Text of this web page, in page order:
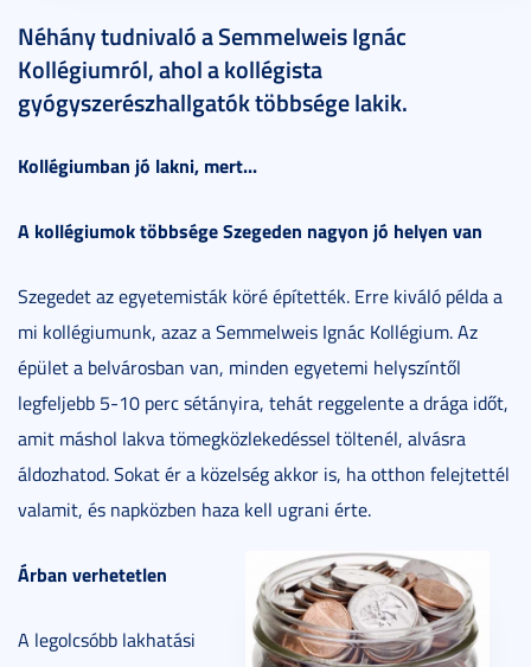
Néhány tudnivaló a Semmelweis Ignác
Kollégiumról, ahol a kollégista
gyógyszerészhallgatók többsége lakik.
Kollégiumban jó lakni, mert...
A kollégiumok többsége Szegeden nagyon jó helyen van
Szegedet az egyetemisták köré építették. Erre kiváló példa a
mi kollégiumunk, azaz a Semmelweis Ignác Kollégium. Az
épület a belvárosban van, minden egyetemi helyszíntől
legfeljebb 5-10 perc sétányira, tehát reggelente a drága időt,
amit máshol lakva tömegközlekedéssel töltenél, alvásra
áldozhatod. Sokat ér a közelség akkor is, ha otthon felejtettél
valamit, és napközben haza kell ugrani érte.
Árban verhetetlen
A legolcsóbb lakhatási